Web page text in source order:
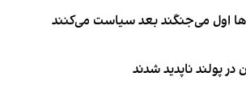
اول می‌جنگند بعد سیاست می‌کنند
پولند ناپدید شدند